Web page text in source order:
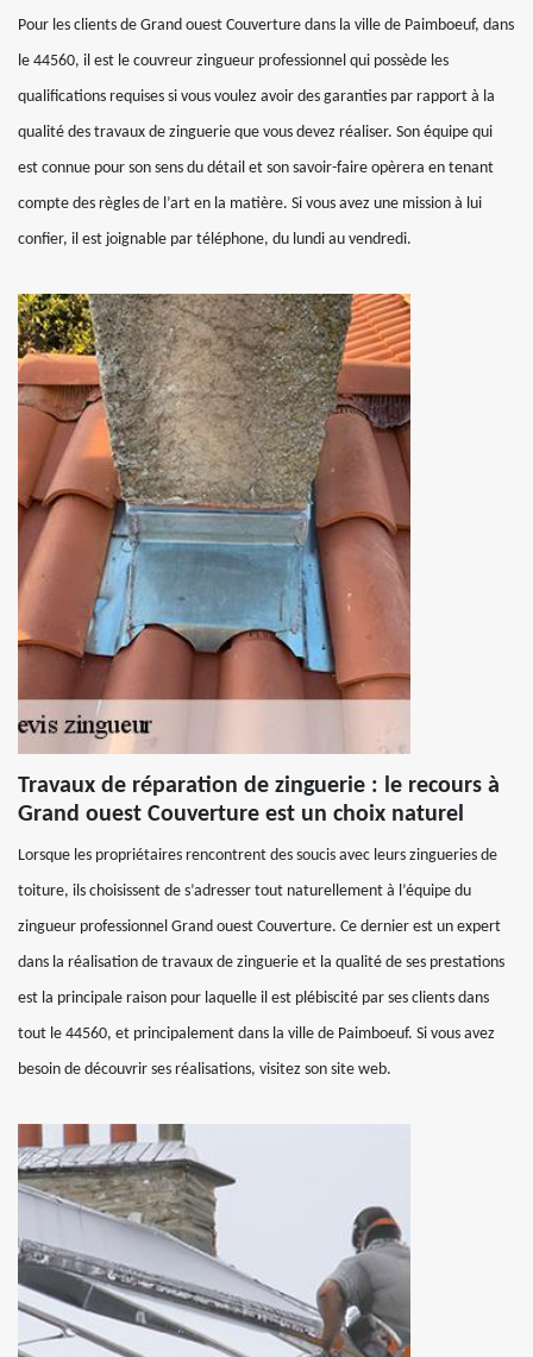
Pour les clients de Grand ouest Couverture dans la ville de Paimboeuf, dans
le 44560, il est le couvreur zingueur professionnel qui possède les
qualifications requises si vous voulez avoir des garanties par rapport à la
qualité des travaux de zinguerie que vous devez réaliser. Son équipe qui
est connue pour son sens du détail et son savoir-faire opèrera en tenant
compte des règles de l’art en la matière. Si vous avez une mission à lui
confier, il est joignable par téléphone, du lundi au vendredi.
Travaux de réparation de zinguerie : le recours à
Grand ouest Couverture est un choix naturel
Lorsque les propriétaires rencontrent des soucis avec leurs zingueries de
toiture, ils choisissent de s’adresser tout naturellement à l’équipe du
zingueur professionnel Grand ouest Couverture. Ce dernier est un expert
dans la réalisation de travaux de zinguerie et la qualité de ses prestations
est la principale raison pour laquelle il est plébiscité par ses clients dans
tout le 44560, et principalement dans la ville de Paimboeuf. Si vous avez
besoin de découvrir ses réalisations, visitez son site web.